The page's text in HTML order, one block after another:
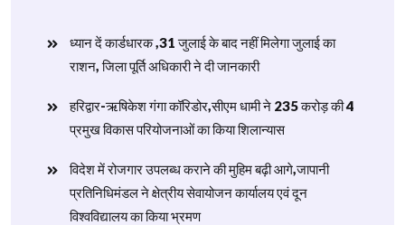
ध्यान दें कार्डधारक ,31 जुलाई के बाद नहीं मिलेगा जुलाई का
राशन, जिला पूर्ति अधिकारी ने दी जानकारी
हरिद्वार-ऋषिकेश गंगा कॉरिडोर,सीएम धामी ने 235 करोड़ की 4
प्रमुख विकास परियोजनाओं का किया शिलान्यास
विदेश में रोजगार उपलब्ध कराने की मुहिम बढ़ी आगे,जापानी
प्रतिनिधिमंडल ने क्षेत्रीय सेवायोजन कार्यालय एवं दून
विश्वविद्यालय का किया भ्रमण